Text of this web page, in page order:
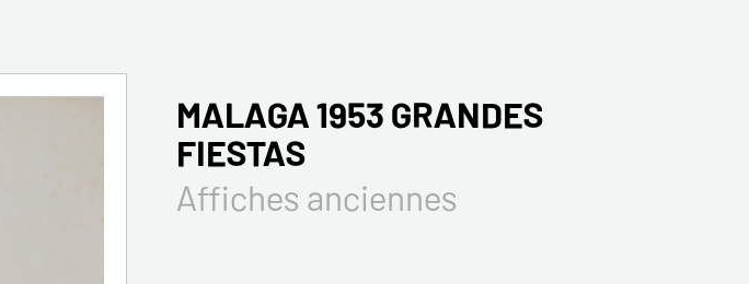
MALAGA 1953 GRANDES
FIESTAS
Affiches anciennes